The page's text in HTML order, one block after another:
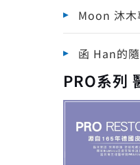
Moon 沐木
函 Han的
PRO系列